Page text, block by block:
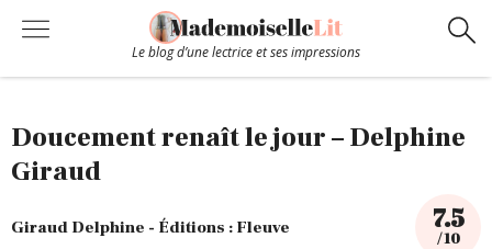
Le blog d’une lectrice et ses impressions
Doucement renaît le jour – Delphine
Giraud
Giraud Delphine - Éditions : Fleuve 7.5
/ 10